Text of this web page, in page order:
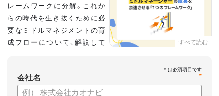
すべて読む
レームワークに分解。これか
らの時代を生き抜くために必
要なミドルマネジメントの育
成フローについて、解説して
【資料の内容】
・そもそも「マネジメント」とは？
*
会社名